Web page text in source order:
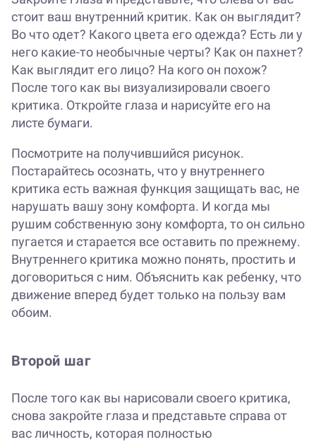
стоит ваш внутренний критик. Как он выглядит?
Во что одет? Какого цвета его одежда? Есть ли у
него какие-то необычные черты? Как он пахнет?
Как выглядит его лицо? На кого он похож?
После того как вы визуализировали своего
критика. Откройте глаза и нарисуйте его на
листе бумаги.
Посмотрите на получившийся рисунок.
Постарайтесь осознать, что у внутреннего
критика есть важная функция защищать вас, не
нарушать вашу зону комфорта. И когда мы
рушим собственную зону комфорта, то он сильно
пугается и старается все оставить по прежнему.
Внутреннего критика можно понять, простить и
договориться с ним. Объяснить как ребенку, что
движение вперед будет только на пользу вам
обоим.
Второй шаг
После того как вы нарисовали своего критика,
снова закройте глаза и представьте справа от
вас личность, которая полностью